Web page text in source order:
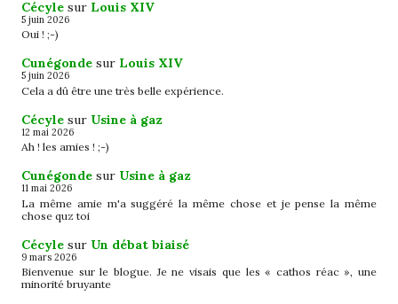
Cécyle sur Louis XIV
5 juin 2026
Oui ! ;-)
Cunégonde sur Louis XIV
5 juin 2026
Cela a dû être une très belle expérience.
Cécyle sur Usine à gaz
12 mai 2026
Ah ! les amies ! ;-)
Cunégonde sur Usine à gaz
11 mai 2026
La même amie m'a suggéré la même chose et je pense la même
chose quz toi
Cécyle sur Un débat biaisé
9 mars 2026
Bienvenue sur le blogue. Je ne visais que les « cathos réac », une
minorité bruyante